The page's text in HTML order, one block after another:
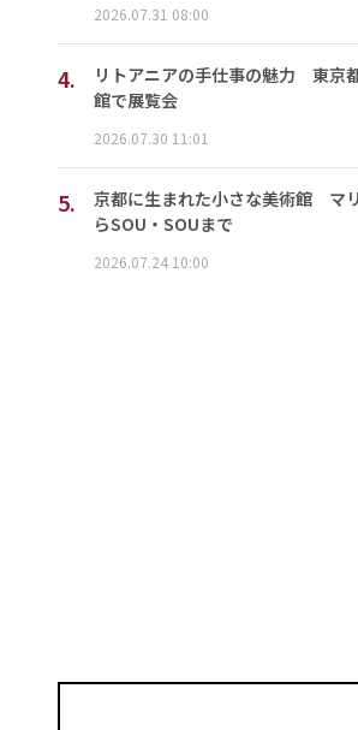
2026.07.31 08:00
4.
リトアニアの手仕事の魅力 東京
館で展覧会
2026.07.30 11:01
5.
京都に生まれた小さな美術館 マ
らSOU・SOUまで
2026.07.24 10:00